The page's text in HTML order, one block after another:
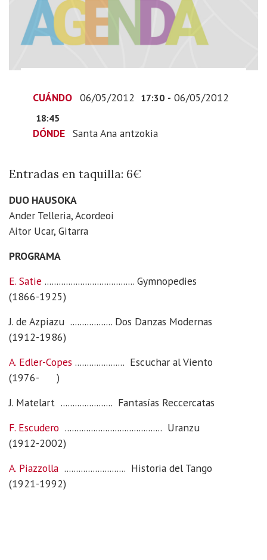
2012-
06T19:30:00+02:00
en
6€
CUÁNDO 06/05/2012 17:30 - 06/05/2012
18:45
DÓNDE Santa Ana antzokia
Entradas en taquilla: 6€
DUO HAUSOKA
Ander Telleria, Acordeoi
Aitor Ucar, Gitarra
PROGRAMA
E. Satie ...................................... Gymnopedies
(1866-1925)
J. de Azpiazu .................. Dos Danzas Modernas
(1912-1986)
A. Edler-Copes ..................... Escuchar al Viento
(1976- )
J. Matelart ...................... Fantasías Reccercatas
F. Escudero ......................................... Uranzu
(1912-2002)
A. Piazzolla .......................... Historia del Tango
(1921-1992)